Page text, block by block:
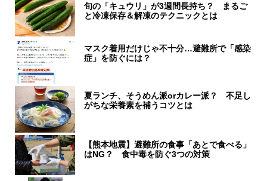
旬の「キュウリ」が3週間長持ち？ まるご
と冷凍保存＆解凍のテクニックとは
マスク着用だけじゃ不十分…避難所で「感染
症」を防ぐには？
夏ランチ、そうめん派orカレー派？ 不足し
がちな栄養素を補うコツとは
【熊本地震】避難所の食事「あとで食べる」
はNG？ 食中毒を防ぐ3つの対策